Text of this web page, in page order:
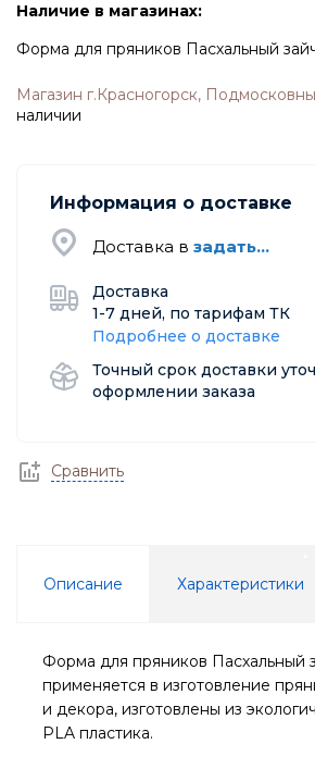
Наличие в магазинах:
Форма для пряников Пасхальный
Магазин г.Красногорск,
наличии
Информация о доставке
Доставка в задать...
Доставка
1-7 дней, по тарифам ТК
Подробнее о доставке
Точный срок доставки
оформлении заказа
Сравнить
Описание Характеристики
Форма для пряников Пасхальный
применяется в изготовление
и декора, изготовлены из
PLA пластика.